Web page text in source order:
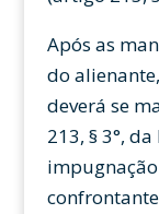
Após as
do
deverá se
213, § 3°,